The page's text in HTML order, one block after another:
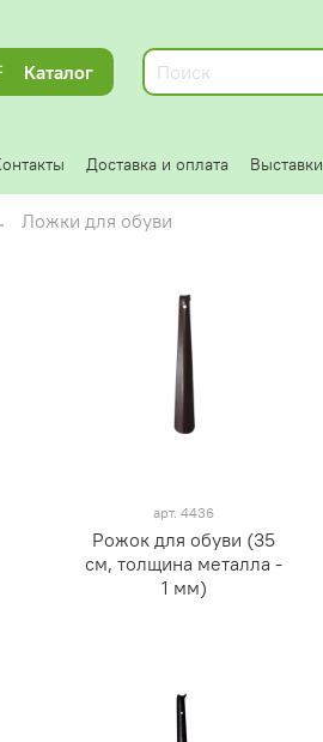
Каталог
Доставка и оплата Выставки
Ложки для обуви
арт.4436
Рожок для обуви (35
см, толщина металла -
1 мм)